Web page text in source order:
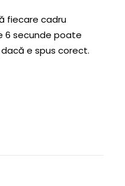
fiecare cadru
6 secunde poate
e spus corect.